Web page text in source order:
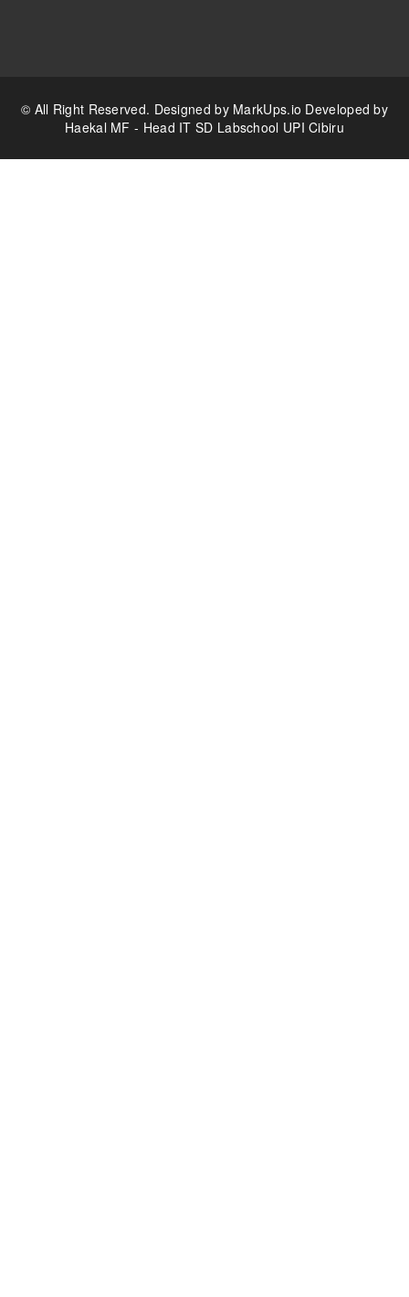
© All Right Reserved. Designed by MarkUps.io Developed by
Haekal MF - Head IT SD Labschool UPI Cibiru